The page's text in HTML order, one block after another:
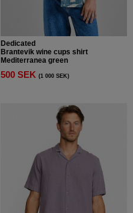
Dedicated
Brantevik wine cups shirt
Mediterranea green
500 SEK (1 000 SEK)